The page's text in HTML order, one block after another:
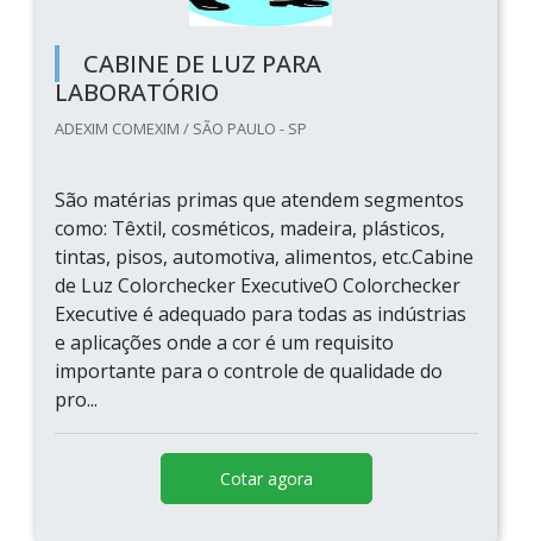
CABINE DE LUZ PARA
LABORATÓRIO
ADEXIM COMEXIM / SÃO PAULO - SP
São matérias primas que atendem segmentos
como: Têxtil, cosméticos, madeira, plásticos,
tintas, pisos, automotiva, alimentos, etc.Cabine
de Luz Colorchecker ExecutiveO Colorchecker
Executive é adequado para todas as indústrias
e aplicações onde a cor é um requisito
importante para o controle de qualidade do
pro...
Cotar agora